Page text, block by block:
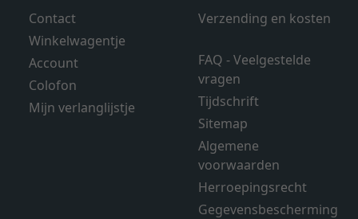
Contact
Winkelwagentje
Account
Colofon
Mijn verlanglijstje
Verzending en kosten
FAQ - Veelgestelde
vragen
Tijdschrift
Sitemap
Algemene
voorwaarden
Herroepingsrecht
Gegevensbescherming